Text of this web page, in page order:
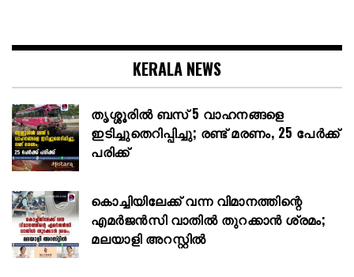
KERALA NEWS
തൃശ്ശൂരിൽ ബസ് 5 വാഹനങ്ങളെ
ഇടിച്ചുതെറിപ്പിച്ചു; രണ്ട് മരണം, 25 പേർക്ക്
പരിക്ക്
കൊച്ചിയിലേക്ക് വന്ന വിമാനത്തിന്റെ
എമർജൻസി വാതിൽ തുറക്കാൻ ശ്രമം;
മലയാളി അറസ്റ്റിൽ